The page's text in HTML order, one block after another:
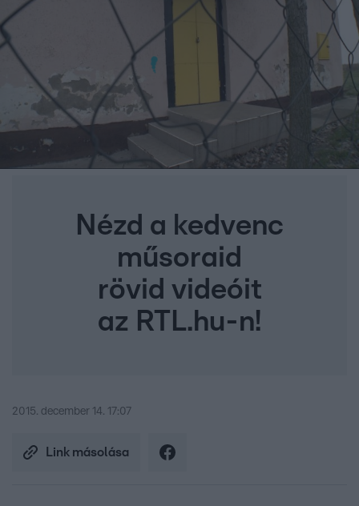
Nézd a kedvenc
műsoraid
rövid videóit
az RTL.hu-n!
2015. december 14. 17:07
Link másolása